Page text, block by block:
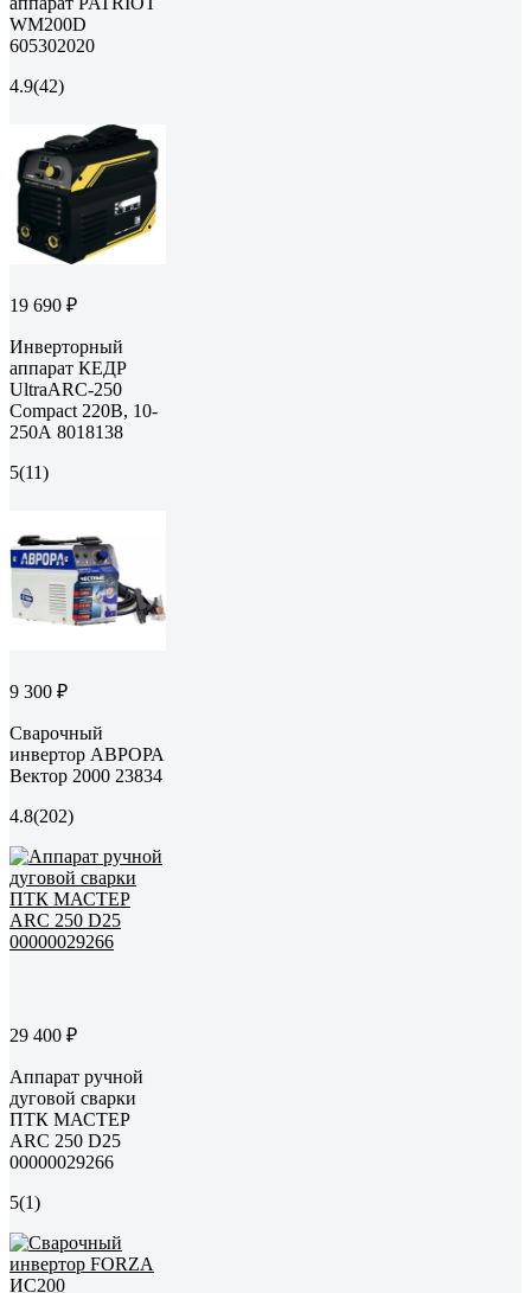
WM200D
605302020
4.9(42)
19 690 ₽
Инверторный
аппарат КЕДР
UltraARC-250
Compact 220В, 10-
250А 8018138
5(11)
9 300 ₽
Сварочный
инвертор АВРОРА
Вектор 2000 23834
4.8(202)
29 400 ₽
Аппарат ручной
дуговой сварки
ПТК МАСТЕР
ARC 250 D25
00000029266
5(1)